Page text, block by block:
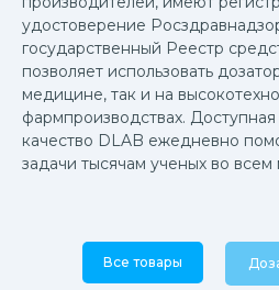
удостоверение
государственный Реестр
позволяет использовать
медицине, так и на
фармпроизводствах.
качество DLAB ежедневно
задачи тысячам ученых во всем
Все товары